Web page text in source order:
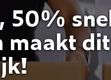
50%
maakt dit